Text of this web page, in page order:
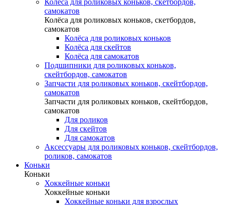
Колёса для роликовых коньков, скетбордов,
самокатов
Колёса для роликовых коньков, скетбордов,
самокатов
Колёса для роликовых коньков
Колёса для скейтов
Колёса для самокатов
Подшипники для роликовых коньков,
скейтбордов, самокатов
Запчасти для роликовых коньков, скейтбордов,
самокатов
Запчасти для роликовых коньков, скейтбордов,
самокатов
Для роликов
Для скейтов
Для самокатов
Аксессуары для роликовых коньков, скейтбордов,
роликов, самокатов
Коньки
Коньки
Хоккейные коньки
Хоккейные коньки
Хоккейные коньки для взрослых